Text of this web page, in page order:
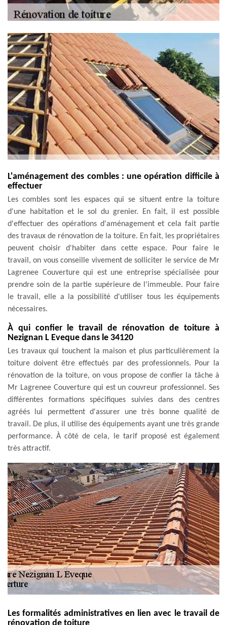
L'aménagement des combles : une opération difficile à
effectuer
Les combles sont les espaces qui se situent entre la toiture
d'une habitation et le sol du grenier. En fait, il est possible
d'effectuer des opérations d'aménagement et cela fait partie
des travaux de rénovation de la toiture. En fait, les propriétaires
peuvent choisir d'habiter dans cette espace. Pour faire le
travail, on vous conseille vivement de solliciter le service de Mr
Lagrenee Couverture qui est une entreprise spécialisée pour
prendre soin de la partie supérieure de l'immeuble. Pour faire
le travail, elle a la possibilité d'utiliser tous les équipements
nécessaires.
À qui confier le travail de rénovation de toiture à
Nezignan L Eveque dans le 34120
Les travaux qui touchent la maison et plus particulièrement la
toiture doivent être effectués par des professionnels. Pour la
rénovation de la toiture, on vous propose de confier la tâche à
Mr Lagrenee Couverture qui est un couvreur professionnel. Ses
différentes formations spécifiques suivies dans des centres
agréés lui permettent d'assurer une très bonne qualité de
travail. De plus, il utilise des équipements ayant une très grande
performance. À côté de cela, le tarif proposé est également
très attractif.
Les formalités administratives en lien avec le travail de
rénovation de toiture